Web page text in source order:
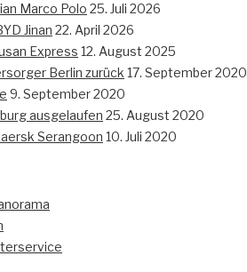
Marco Polo 25. Juli 2026
Jinan 22. April 2026
Express 12. August 2025
Berlin zurück 17. September 2020
9. September 2020
ausgelaufen 25. August 2020
Serangoon 10. Juli 2020